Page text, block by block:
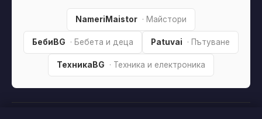
NameriMaistor · Майстори
БебиBG · Бебета и деца Patuvai · Пътуване
ТехникаBG · Техника и електроника